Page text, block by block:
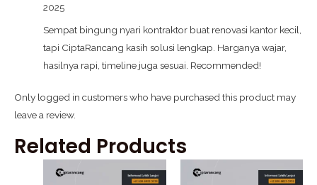
2025
Sempat bingung nyari kontraktor buat renovasi kantor kecil,
tapi CiptaRancang kasih solusi lengkap. Harganya wajar,
hasilnya rapi, timeline juga sesuai. Recommended!
Only logged in customers who have purchased this product may
leave a review.
Related Products